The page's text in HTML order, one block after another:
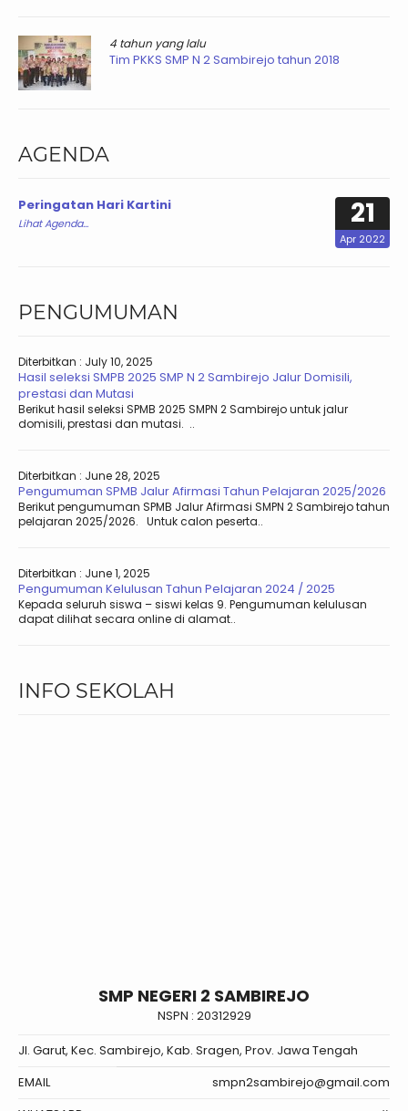
4 tahun yang lalu
Tim PKKS SMP N 2 Sambirejo tahun 2018
AGENDA
21
Apr 2022
Peringatan Hari Kartini
Lihat Agenda...
PENGUMUMAN
Diterbitkan : July 10, 2025
Hasil seleksi SMPB 2025 SMP N 2 Sambirejo Jalur Domisili,
prestasi dan Mutasi
Berikut hasil seleksi SPMB 2025 SMPN 2 Sambirejo untuk jalur
domisili, prestasi dan mutasi. ..
Diterbitkan : June 28, 2025
Pengumuman SPMB Jalur Afirmasi Tahun Pelajaran 2025/2026
Berikut pengumuman SPMB Jalur Afirmasi SMPN 2 Sambirejo tahun
pelajaran 2025/2026. Untuk calon peserta..
Diterbitkan : June 1, 2025
Pengumuman Kelulusan Tahun Pelajaran 2024 / 2025
Kepada seluruh siswa – siswi kelas 9. Pengumuman kelulusan
dapat dilihat secara online di alamat..
INFO SEKOLAH
SMP NEGERI 2 SAMBIREJO
NSPN : 20312929
Jl. Garut, Kec. Sambirejo, Kab. Sragen, Prov. Jawa Tengah
EMAIL
smpn2sambirejo@gmail.com